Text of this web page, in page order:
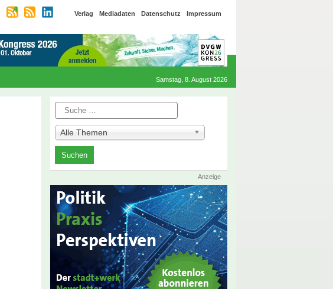
Verlag Mediadaten Datenschutz Impressum
Samstag, 8. August 2026
Suche
Alle Themen
Anzeige